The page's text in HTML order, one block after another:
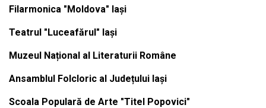
Filarmonica "Moldova" Iași
Teatrul "Luceafărul" Iași
Muzeul Național al Literaturii Române
Ansamblul Folcloric al Județului Iași
Scoala Populară de Arte "Titel Popovici"